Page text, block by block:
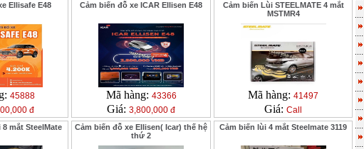
Ellisafe E48
45888
đ
Cảm biến đỗ xe ICAR Ellisen E48
Mã hàng: 43366
Giá: 3,800,000 đ
Cảm biến Lùi STEELMATE 4 mắt
MSTMR4
Mã hàng: 41497
Giá: Call
mắt SteelMate
Cảm biến đỗ xe Ellisen( Icar) thế hệ
thứ 2
Cảm biến lùi 4 mắt Steelmate 3119